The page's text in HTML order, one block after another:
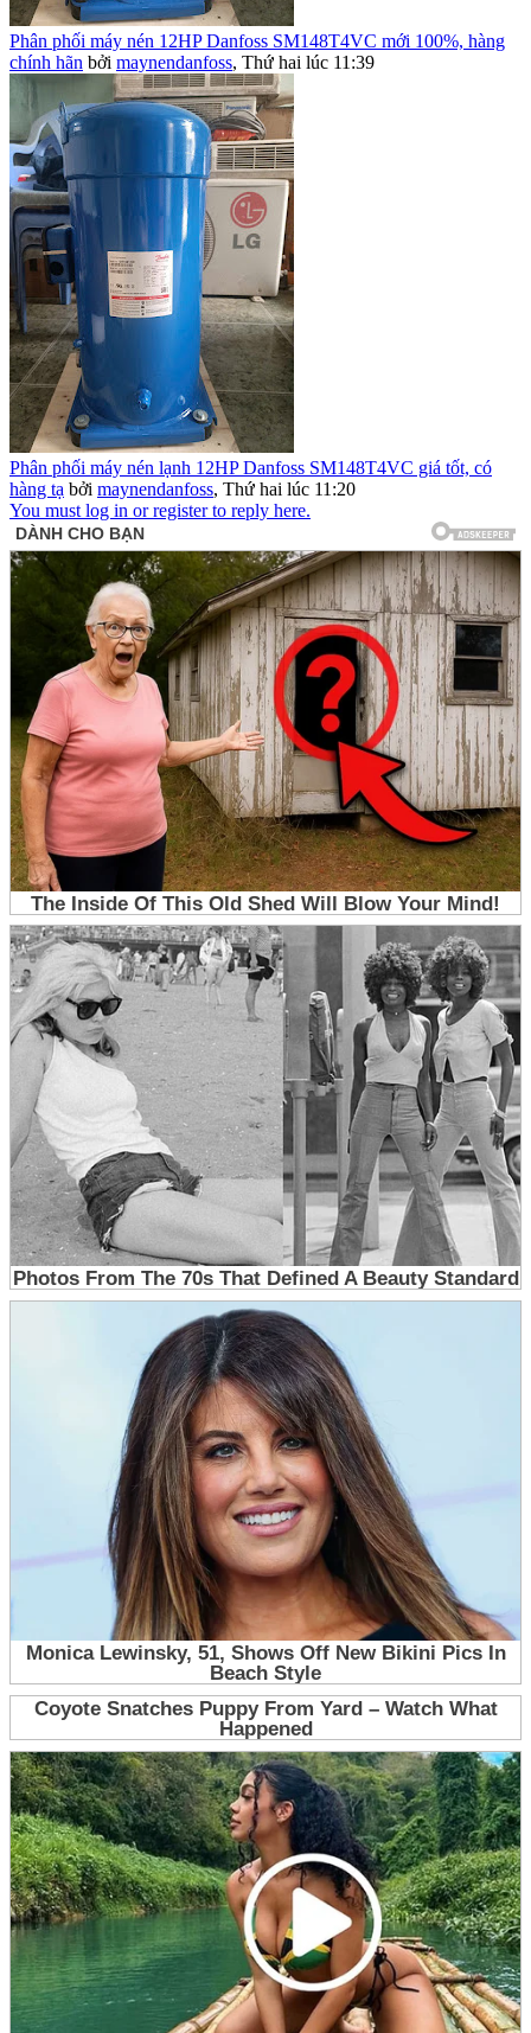
Phân phối máy nén 12HP Danfoss SM148T4VC mới 100%, hàng
chính hãn bởi maynendanfoss, Thứ hai lúc 11:39
Phân phối máy nén lạnh 12HP Danfoss SM148T4VC giá tốt, có
hàng tạ bởi maynendanfoss, Thứ hai lúc 11:20
You must log in or register to reply here.